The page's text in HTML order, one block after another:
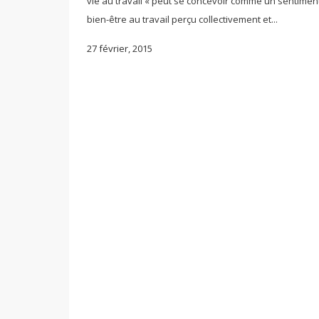
bien-être au travail perçu collectivement et...
27 février, 2015